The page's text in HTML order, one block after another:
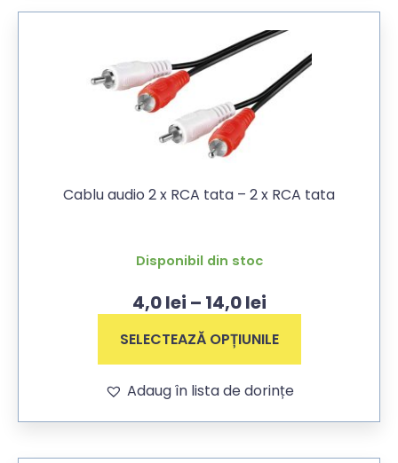
Cablu audio 2 x RCA tata – 2 x RCA tata
Disponibil din stoc
4,0lei – 14,0lei
SELECTEAZĂ OPȚIUNILE
Adaug în lista de dorințe